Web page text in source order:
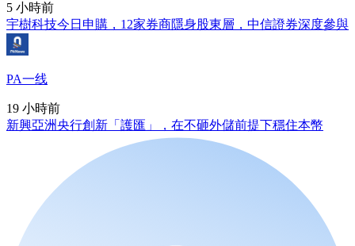
5 小時前
宇樹科技今日申購，12家券商隱身股東層，中信證券深度參與
PA一线
19 小時前
新興亞洲央行創新「護匯」，在不砸外儲前提下穩住本幣